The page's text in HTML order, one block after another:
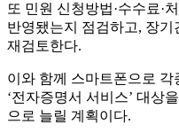
또 민원 신청방법·수수료·
반영됐는지 점검하고, 장
재검토한다.
이와 함께 스마트폰으로
‘전자증명서 서비스’ 대상
으로 늘릴 계획이다.